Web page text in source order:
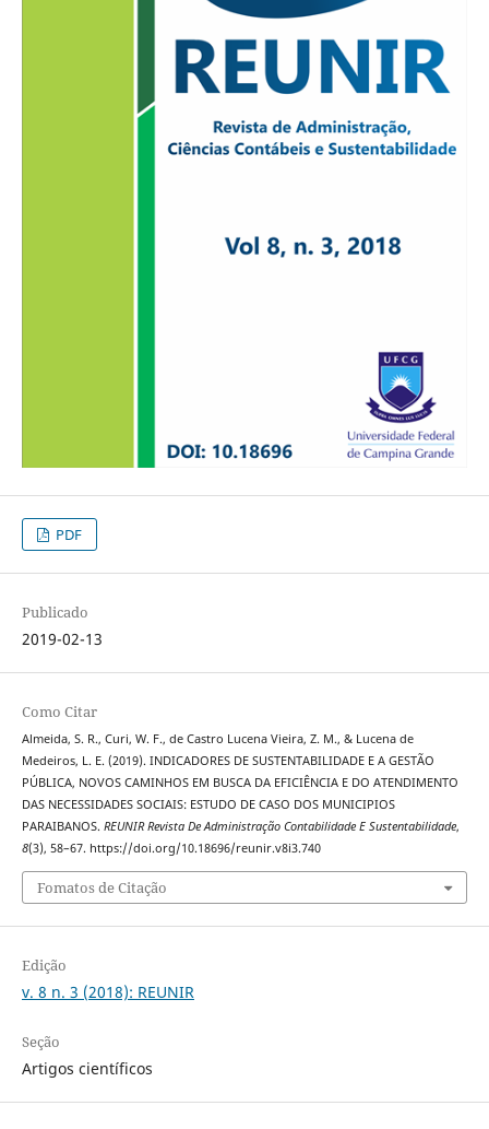
PDF
Publicado
2019-02-13
Como Citar
Almeida, S. R., Curi, W. F., de Castro Lucena Vieira, Z. M., & Lucena de
Medeiros, L. E. (2019). INDICADORES DE SUSTENTABILIDADE E A GESTÃO
PÚBLICA, NOVOS CAMINHOS EM BUSCA DA EFICIÊNCIA E DO ATENDIMENTO
DAS NECESSIDADES SOCIAIS: ESTUDO DE CASO DOS MUNICIPIOS
PARAIBANOS. REUNIR Revista De Administração Contabilidade E Sustentabilidade,
8(3), 58–67. https://doi.org/10.18696/reunir.v8i3.740
Fomatos de Citação
Edição
v. 8 n. 3 (2018): REUNIR
Seção
Artigos científicos